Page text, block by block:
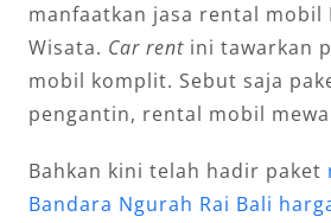
manfaatkan jasa rental mobil
Wisata. Car rentini tawarkan
mobil komplit. Sebut saja
pengantin, rental mobil
Bahkan kini telah hadir paket
Bandara Ngurah Rai Bali